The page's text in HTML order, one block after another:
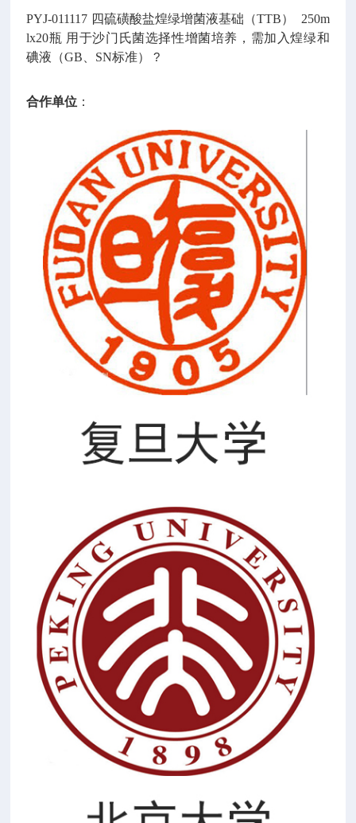
PYJ-011117 四硫磺酸盐煌绿增菌液基础（TTB）
250m
lx20瓶 用于沙门氏菌选择性增菌培养，需加入煌绿和
碘液（GB、SN标准）?
合作单位 ：